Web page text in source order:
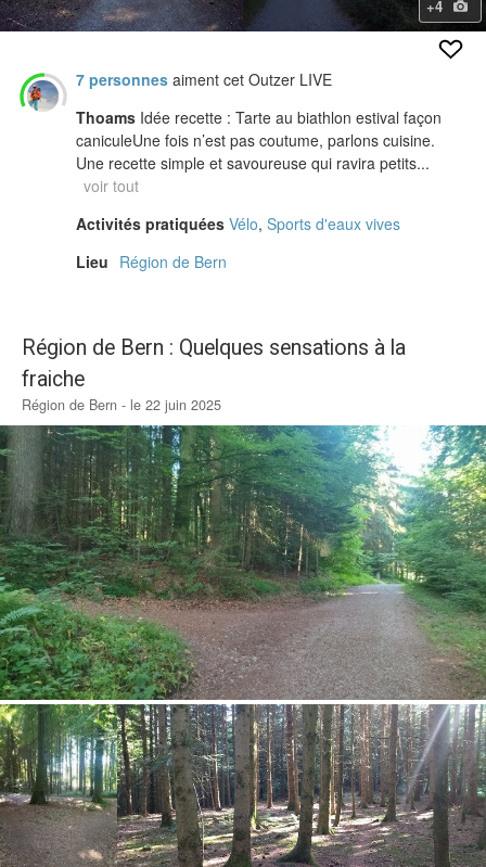
+4
7 personnes aiment cet Outzer LIVE
Thoams Idée recette : Tarte au biathlon estival façon
caniculeUne fois n’est pas coutume, parlons cuisine.
Une recette simple et savoureuse qui ravira petits...
voir tout
Activités pratiquées Vélo, Sports d'eaux vives
Lieu Région de Bern
Région de Bern : Quelques sensations à la
fraiche
Région de Bern - le 22 juin 2025